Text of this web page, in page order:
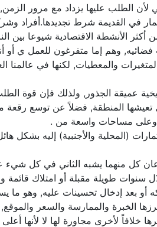
لأن الطلب عليها يزداد مع مرور
في القديمة شرط تجديدها.أفراد
ومن أكثر الأنشطة الاقتصادية
وهم إما متفرغون للعمل ي أو
والمعطيات, لكنها في
عميقة الجذور, ولذلك فإن قوة
تعيشها المنطقة, فضلاً عن توسع
وعلى مساحات واسعة من .
(المحلية والأجنبية) إليه
كل منهما يشبه الثاني في كل
طويلة مقبلة أو امتلاك قائمة
أو بعد إدخال تحسينات عليه, وهو ما
الخبرة والممارسة والسعر والموقع,
لأخرى مجاورة لها لا لأنها